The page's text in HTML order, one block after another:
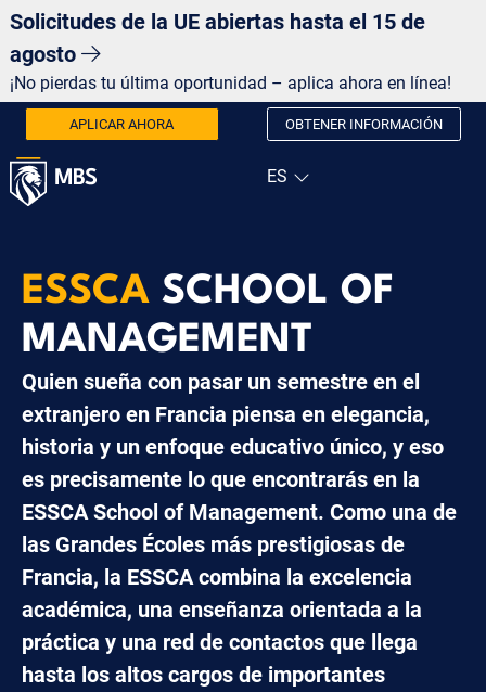
Solicitudes de la UE abiertas hasta el 15 de
agosto
¡No pierdas tu última oportunidad – aplica ahora en línea!
APLICAR AHORA OBTENER INFORMACIÓN
ESSCA SCHOOL OF
MANAGEMENT
Quien sueña con pasar un semestre en el
extranjero en Francia piensa en elegancia,
historia y un enfoque educativo único, y eso
es precisamente lo que encontrarás en la
ESSCA School of Management. Como una de
las Grandes Écoles más prestigiosas de
Francia, la ESSCA combina la excelencia
académica, una enseñanza orientada a la
práctica y una red de contactos que llega
hasta los altos cargos de importantes